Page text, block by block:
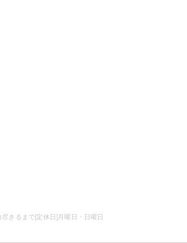
きるまで[定休日]月曜日・日曜日